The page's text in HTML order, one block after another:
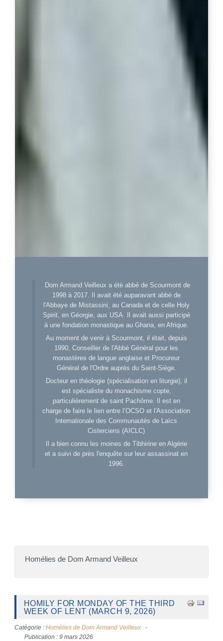
Dom Armand Veilleux a été abbé de Scourmont de
1998 à 2017. Il avait été auparavant abbé de
l'Abbaye de Mistassini, au Canada et de celle Holy
Spirit, en Géorgie, aux USA. Il avait aussi participé
à une fondation monastique au Ghana, en Afrique.
Au moment de venir à Scourmont, il était, depuis
1990, Conseiller de l'Abbé Général pour les
monastères de langue anglaise et Procureur
Général de l'Ordre auprès du Saint-Siège.
Docteur en théologie (spécialisation en liturgie), il
est spécialiste du monachisme copte,
particulièrement de saint Pachôme. Il est en
charge de faire le lien entre l’OCSO et l'Association
Internationale des Communautés de Laïcs
Cisterciens (AICLC)
Il a bien connu les moines de Tibhirine en Algérie
et a suivi de près l'enquête sur leur assassinat en
1996.
Homélies de Dom Armand Veilleux
HOMILY FOR MONDAY OF THE THIRD
WEEK OF LENT (MARCH 9, 2026)
Catégorie : Homélies de Dom Armand Veilleux
Publication : 9 mars 2026